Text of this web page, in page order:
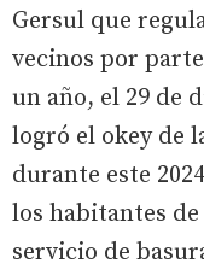
Gersul que
vecinos por
un año, el 29 de
logró el okey de
durante este
los habitantes
servicio de